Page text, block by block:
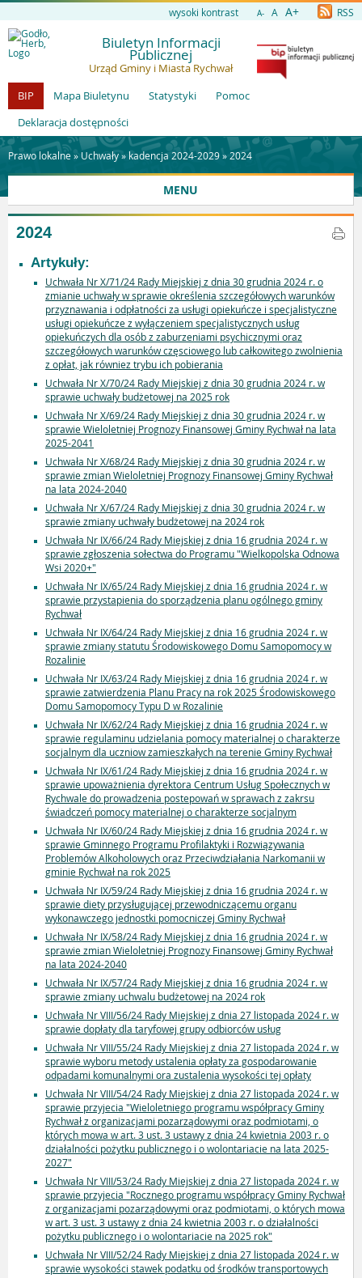
wysoki kontrast A- A A+ RSS
Biuletyn Informacji
Publicznej
Urząd Gminy i Miasta Rychwał
BIP
Mapa Biuletynu Statystyki
Pomoc
Deklaracja dostępności
Prawo lokalne » Uchwały» kadencja 2024-2029» 2024
MENU
2024
Artykuły:
Uchwała Nr X/71/24 Rady Miejskiej z dnia 30 grudnia 2024 r. o
zmianie uchwały w sprawie określenia szczegółowych warunków
przyznawania i odpłatności za usługi opiekuńcze i specjalistyczne
usługi opiekuńcze z wyłączeniem specjalistycznych usług
opiekuńczych dla osób z zaburzeniami psychicznymi oraz
szczegółowych warunków częsciowego lub całkowitego zwolnienia
z opłat, jak równiez trybu ich pobierania
Uchwała Nr X/70/24 Rady Miejskiej z dnia 30 grudnia 2024 r. w
sprawie uchwały budżetowej na 2025 rok
Uchwała Nr X/69/24 Rady Miejskiej z dnia 30 grudnia 2024 r. w
sprawie Wieloletniej Prognozy Finansowej Gminy Rychwał na lata
2025-2041
Uchwała Nr X/68/24 Rady Miejskiej z dnia 30 grudnia 2024 r. w
sprawie zmian Wieloletniej Prognozy Finansowej Gminy Rychwał
na lata 2024-2040
Uchwała Nr X/67/24 Rady Miejskiej z dnia 30 grudnia 2024 r. w
sprawie zmiany uchwały budżetowej na 2024 rok
Uchwała Nr IX/66/24 Rady Miejskiej z dnia 16 grudnia 2024 r. w
sprawie zgłoszenia sołectwa do Programu "Wielkopolska Odnowa
Wsi 2020+"
Uchwała Nr IX/65/24 Rady Miejskiej z dnia 16 grudnia 2024 r. w
sprawie przystapienia do sporządzenia planu ogólnego gminy
Rychwał
Uchwała Nr IX/64/24 Rady Miejskiej z dnia 16 grudnia 2024 r. w
sprawie zmiany statutu Środowiskowego Domu Samopomocy w
Rozalinie
Uchwała Nr IX/63/24 Rady Miejskiej z dnia 16 grudnia 2024 r. w
sprawie zatwierdzenia Planu Pracy na rok 2025 Środowiskowego
Domu Samopomocy Typu D w Rozalinie
Uchwała Nr IX/62/24 Rady Miejskiej z dnia 16 grudnia 2024 r. w
sprawie regulaminu udzielania pomocy materialnej o charakterze
socjalnym dla uczniow zamieszkałych na terenie Gminy Rychwał
Uchwała Nr IX/61/24 Rady Miejskiej z dnia 16 grudnia 2024 r. w
sprawie upoważnienia dyrektora Centrum Usług Społecznych w
Rychwale do prowadzenia postepowań w sprawach z zakrsu
świadczeń pomocy materialnej o charakterze socjalnym
Uchwała Nr IX/60/24 Rady Miejskiej z dnia 16 grudnia 2024 r. w
sprawie Gminnego Programu Profilaktyki i Rozwiązywania
Problemów Alkoholowych oraz Przeciwdziałania Narkomanii w
gminie Rychwał na rok 2025
Uchwała Nr IX/59/24 Rady Miejskiej z dnia 16 grudnia 2024 r. w
sprawie diety przysługującej przewodniczącemu organu
wykonawczego jednostki pomocniczej Gminy Rychwał
Uchwała Nr IX/58/24 Rady Miejskiej z dnia 16 grudnia 2024 r. w
sprawie zmian Wieloletniej Prognozy Finansowej Gminy Rychwał
na lata 2024-2040
Uchwała Nr IX/57/24 Rady Miejskiej z dnia 16 grudnia 2024 r. w
sprawie zmiany uchwalu budżetowej na 2024 rok
Uchwała Nr VIII/56/24 Rady Miejskiej z dnia 27 listopada 2024 r. w
sprawie dopłaty dla taryfowej grupy odbiorców usług
Uchwała Nr VIII/55/24 Rady Miejskiej z dnia 27 listopada 2024 r. w
sprawie wyboru metody ustalenia opłaty za gospodarowanie
odpadami komunalnymi ora zustalenia wysokości tej opłaty
Uchwała Nr VIII/54/24 Rady Miejskiej z dnia 27 listopada 2024 r. w
sprawie przyjecia "Wieloletniego programu współpracy Gminy
Rychwał z organizacjami pozarządowymi oraz podmiotami, o
których mowa w art. 3 ust. 3 ustawy z dnia 24 kwietnia 2003 r. o
działalności pożytku publicznego i o wolontariacie na lata 2025-
2027"
Uchwała Nr VIII/53/24 Rady Miejskiej z dnia 27 listopada 2024 r. w
sprawie przyjecia "Rocznego programu współpracy Gminy Rychwał
z organizacjami pozarządowymi oraz podmiotami, o których mowa
w art. 3 ust. 3 ustawy z dnia 24 kwietnia 2003 r. o działalności
pożytku publicznego i o wolontariacie na 2025 rok"
Uchwała Nr VIII/52/24 Rady Miejskiej z dnia 27 listopada 2024 r. w
sprawie wysokości stawek podatku od środków transportowych